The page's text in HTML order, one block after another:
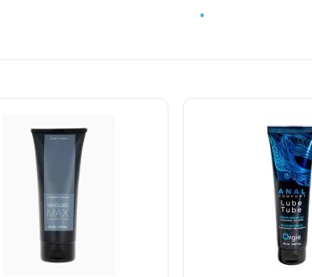
не залишає жирних слідів, легко змивається
хто шукає поєднання делікатного догляду, зволоження